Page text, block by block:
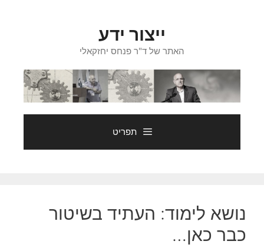
ייצור ידע
האתר של ד"ר פנחס יחזקאלי
תפריט
נושא לימוד: העתיד בשיטור
כבר כאן…